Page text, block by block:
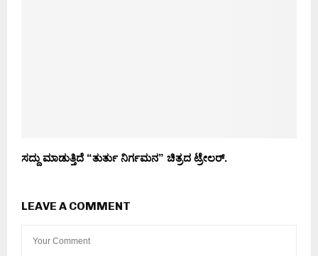
ಸದ್ದು ಮಾಡುತ್ತಿದೆ “ತುರ್ತು ನಿರ್ಗಮನ” ಚಿತ್ರದ ಟ್ರೇಲರ್.
LEAVE A COMMENT